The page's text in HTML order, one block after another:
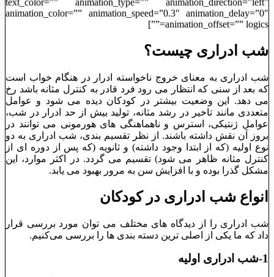
text_color=”” animation_type=”” animation_direction=”left”
animation_color=”” animation_speed=”0.3″ animation_delay=”0″
animation_offset=”” logics=””]
شب ادراری چیست؟
شب ادراری به معنای خروج ناخواسته ادرار در هنگام خواب است
که بعد از سنی که انتظار می ‌رود فرد قادر به کنترل مثانه باشد رخ
می‌ دهد. این وضعیت بیشتر در کودکان دیده می‌ شود و عوامل
متعددی مانند تاخیر در رشد مثانه، تولید بیش از حد ادرار در شب،
عوامل ژنتیکی، استرس و ناهماهنگی ‌های هورمونی می ‌توانند در
بروز آن نقش داشته باشند. از نظر تقسیم ‌بندی، شب ادراری به دو
نوع اولیه (که از ابتدا وجود داشته) و ثانویه (که پس از دوره ‌ای از
کنترل مثانه ظاهر می‌ شود) تقسیم می‌ گردد. در اکثر موارد، این
مشکل گذرا بوده و با افزایش سن به مرور بهبود می‌ یابد.
انواع شب ادراری در کودکان
شب ادراری را از دیدگاه های مختلف می توان مورد بررسی قرار
داد که ما یکی از اصلی ترین دسته بندی ها را بررسی می‌‎کنیم.
1-شب ادراری اولیه